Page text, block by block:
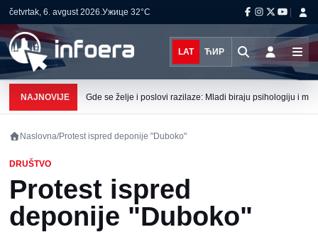
četvrtak, 6. avgust 2026.Ужице 32°C
LAT ЋИР
NAJNOVIJE Gde se želje i poslovi razilaze: Mladi biraju psihologiju i
Naslovna/Protest ispred deponije "Duboko"
DRUŠTVO
Protest ispred
deponije "Duboko"